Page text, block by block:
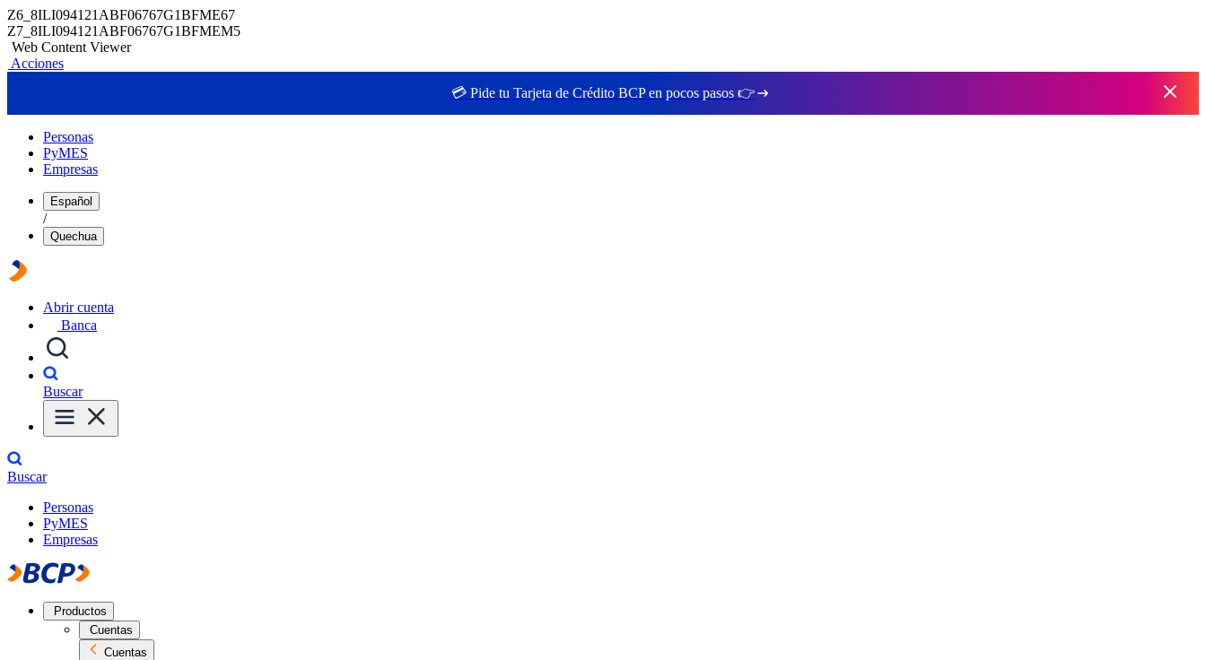
Z6_8ILI094121ABF06767G1BFME67
Z7_8ILI094121ABF06767G1BFMEM5
Web Content Viewer
Acciones
💳 Pide tu Tarjeta de Crédito BCP en pocos pasos 👉
Personas
PyMES
Empresas
Español
/
Quechua
Abrir cuenta
Banca
Buscar
Buscar
Personas
PyMES
Empresas
Productos
Cuentas
Cuentas